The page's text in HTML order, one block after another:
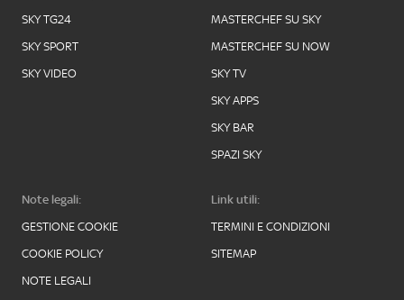
SKY TG24
SKY SPORT
SKY VIDEO
MASTERCHEF SU SKY
MASTERCHEF SU NOW
SKY TV
SKY APPS
SKY BAR
SPAZI SKY
Note legali:
GESTIONE COOKIE
COOKIE POLICY
NOTE LEGALI
Link utili:
TERMINI E CONDIZIONI
SITEMAP